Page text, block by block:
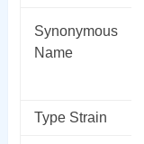
Synonymous
Name
Type Strain